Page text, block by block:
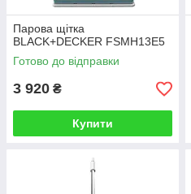
Парова щітка
BLACK+DECKER FSMH13E5
Готово до відправки
3 920 ₴
Купити